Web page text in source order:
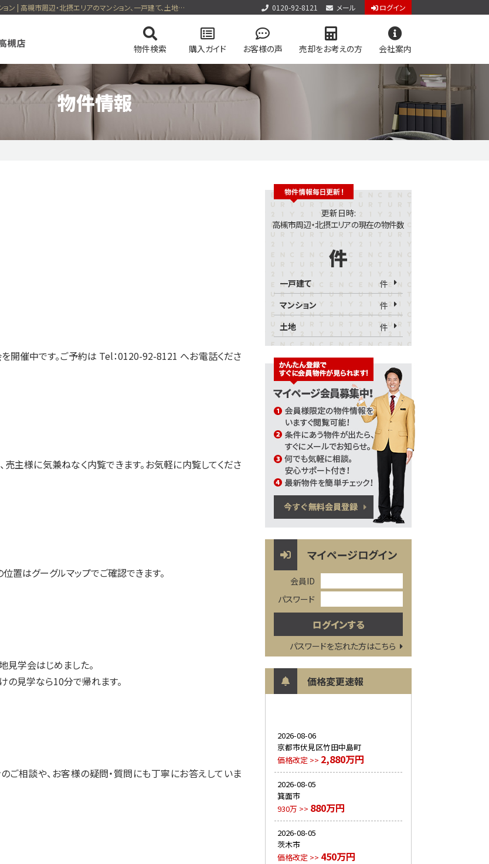
不動産情報 06/01日更新 豊中市曽根南町３丁目 曽根南ハイツ 中古マンション | 高槻市周辺・北摂エリアのマンション、一戸建て、土地の売買をす るならセンチュリー21リッツハウジング高槻店 0120-92-8121 メール ログイン
物件検索
ピックアップ物件特集 vol.1
今すぐ見られる土地
購入ガイド お客様の声 売却をお考えの方 会社案内
物件情報
開催中です。ご予約は Tel：0120-92-8121 へお電話くださ
売主様に気兼ねなく内覧できます。お気軽に内覧してくださ
位置はグーグルマップでご確認できます。
見学会はじめました。
の見学なら10分で帰れます。
ご相談や、お客様の疑問・質問にも丁寧にお答えしていま
更新日時:
高槻市周辺・北摂エリアの現在の物件数
件
一戸建て
件
マンション
件
土地
件
マイページログイン
会員ID
パスワード
パスワードを忘れた方はこちら
価格変更速報
2026-08-06
京都市伏見区竹田中島町
価格改定 >> 2,880万円
2026-08-05
箕面市
930万 >> 880万円
2026-08-05
茨木市
価格改定 >> 450万円